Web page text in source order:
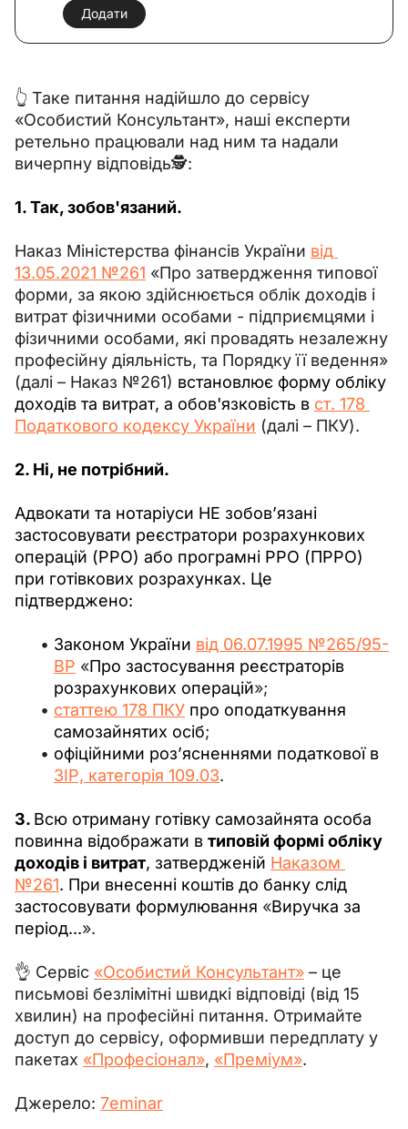
Додати
👆 Таке питання надійшло до сервісу
«Особистий Консультант», наші експерти
ретельно працювали над ним та надали
вичерпну відповідь🕵️:
1. Так, зобов'язаний.
Наказ Міністерства фінансів України від
13.05.2021 №261 «Про затвердження типової
форми, за якою здійснюється облік доходів і
витрат фізичними особами - підприємцями і
фізичними особами, які провадять незалежну
професійну діяльність, та Порядку її ведення»
(далі – Наказ №261) встановлює форму обліку
доходів та витрат, а обов'язковість в ст. 178
Податкового кодексу України (далі – ПКУ).
2. Ні, не потрібний.
Адвокати та нотаріуси НЕ зобов’язані
застосовувати реєстратори розрахункових
операцій (РРО) або програмні РРО (ПРРО)
при готівкових розрахунках. Це
підтверджено:
Законом України від 06.07.1995 №265/95-
ВР «Про застосування реєстраторів
розрахункових операцій»;
статтею 178 ПКУ про оподаткування
самозайнятих осіб;
офіційними роз’ясненнями податкової в
ЗІР, категорія 109.03.
3. Всю отриману готівку самозайнята особа
повинна відображати в типовій формі обліку
доходів і витрат, затвердженій Наказом
№261. При внесенні коштів до банку слід
застосовувати формулювання «Виручка за
період...».
👌 Сервіс «Особистий Консультант» – це
письмові безлімітні швидкі відповіді (від 15
хвилин) на професійні питання. Отримайте
доступ до сервісу, оформивши передплату у
пакетах «Професіонал», «Преміум».
Джерело: 7еminar